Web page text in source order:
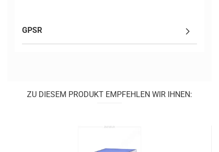
GPSR
ZU DIESEM PRODUKT EMPFEHLEN WIR IHNEN: